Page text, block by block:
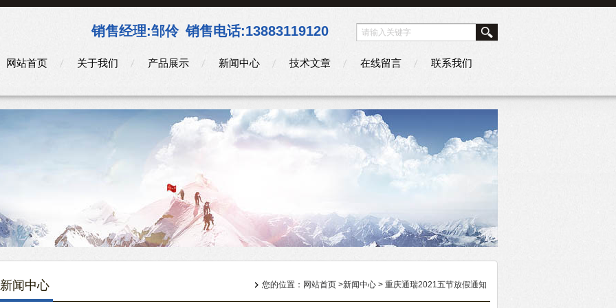
销售经理:邹伶 销售电话:13883119120
网站首页 关于我们 产品展示 新闻中心 技术文章 在线留言 联系我们
新闻中心 您的位置： 网站首页 >新闻中心 > 重庆通瑞2021五节放假通知